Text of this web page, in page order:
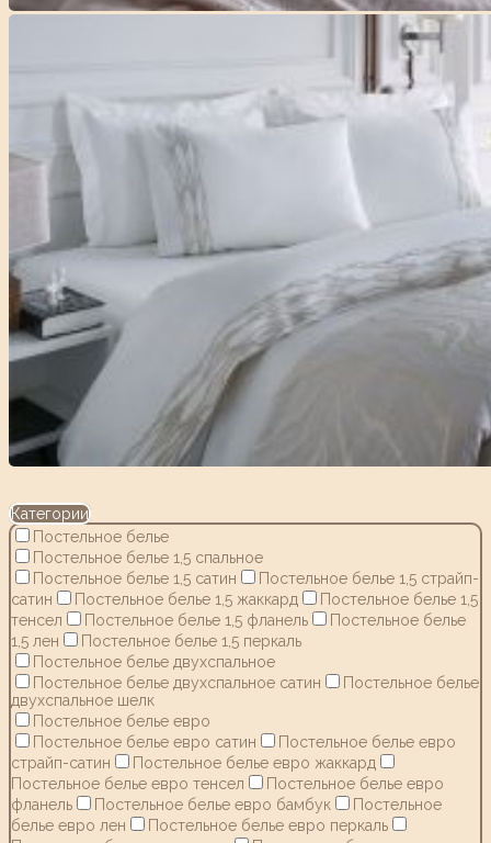
Категории
Постельное белье
Постельное белье 1,5 спальное
Постельное белье 1,5 сатин
Постельное белье 1,5 страйп-
сатин
Постельное белье 1,5 жаккард
Постельное белье 1,5
тенсел
Постельное белье 1,5 фланель
Постельное белье
1,5 лен
Постельное белье 1,5 перкаль
Постельное белье двухспальное
Постельное белье двухспальное сатин
Постельное белье
двухспальное шелк
Постельное белье евро
Постельное белье евро сатин
Постельное белье евро
страйп-сатин
Постельное белье евро жаккард
Постельное белье евро тенсел
Постельное белье евро
фланель
Постельное белье евро бамбук
Постельное
белье евро лен
Постельное белье евро перкаль